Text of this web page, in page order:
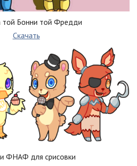
той Бонни той Фредди
Скачать
ФНАФ для срисовки